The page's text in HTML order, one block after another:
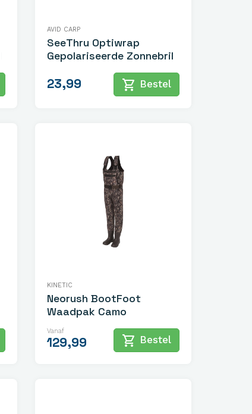
AVID CARP
SeeThru Optiwrap
Gepolariseerde Zonnebril
23,99 shopping_cart Bestel
KINETIC
Neorush BootFoot
Waadpak Camo
Vanaf
129,99 shopping_cart Bestel